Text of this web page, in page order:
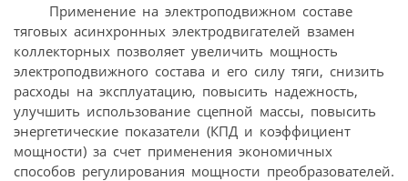
Применение на электроподвижном составе
тяговых асинхронных электродвигателей взамен
коллекторных позволяет увеличить мощность
электроподвижного состава и его силу тяги, снизить
расходы на эксплуатацию, повысить надежность,
улучшить использование сцепной массы, повысить
энергетические показатели (КПД и коэффициент
мощности) за счет применения экономичных
способов регулирования мощности преобразователей.